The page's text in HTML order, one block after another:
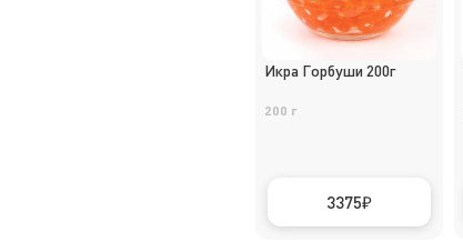
Икра Горбуши 200г
200 г
3375